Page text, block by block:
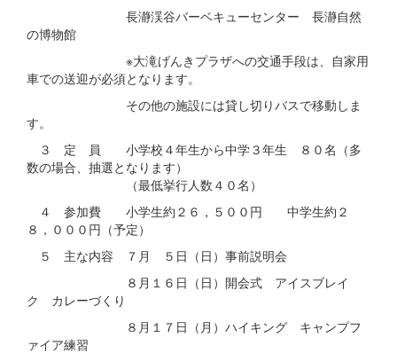
長瀞渓谷バーベキューセンター 長瀞自然
の博物館
※大滝げんきプラザへの交通手段は、自家用
車での送迎が必須となります。
その他の施設には貸し切りバスで移動しま
す。
３ 定 員 小学校４年生から中学３年生 ８０名（多
数の場合、抽選となります）
（最低挙行人数４０名）
４ 参加費 小学生約２６，５００円 中学生約２
８，０００円（予定）
５ 主な内容 ７月 ５日（日）事前説明会
８月１６日（日）開会式 アイスブレイ
ク カレーづくり
８月１７日（月）ハイキング キャンプフ
ァイア練習